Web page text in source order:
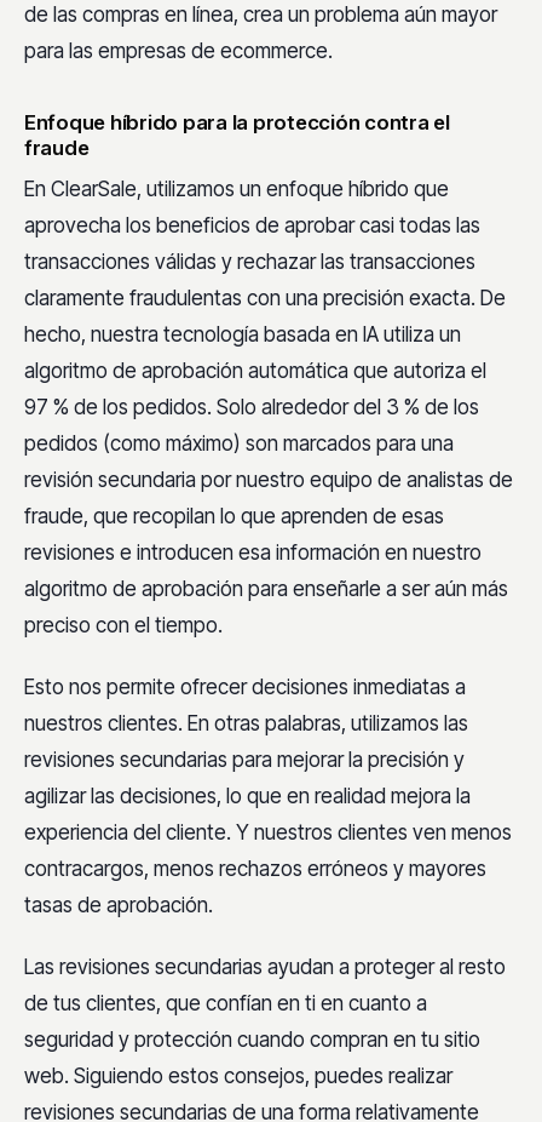
de las compras en línea, crea un problema aún mayor
para las empresas de ecommerce.
Enfoque híbrido para la protección contra el
fraude
En ClearSale, utilizamos un enfoque híbrido que
aprovecha los beneficios de aprobar casi todas las
transacciones válidas y rechazar las transacciones
claramente fraudulentas con una precisión exacta. De
hecho, nuestra tecnología basada en IA utiliza un
algoritmo de aprobación automática que autoriza el
97 % de los pedidos. Solo alrededor del 3 % de los
pedidos (como máximo) son marcados para una
revisión secundaria por nuestro equipo de analistas de
fraude, que recopilan lo que aprenden de esas
revisiones e introducen esa información en nuestro
algoritmo de aprobación para enseñarle a ser aún más
preciso con el tiempo.
Esto nos permite ofrecer decisiones inmediatas a
nuestros clientes. En otras palabras, utilizamos las
revisiones secundarias para mejorar la precisión y
agilizar las decisiones, lo que en realidad mejora la
experiencia del cliente. Y nuestros clientes ven menos
contracargos, menos rechazos erróneos y mayores
tasas de aprobación.
Las revisiones secundarias ayudan a proteger al resto
de tus clientes, que confían en ti en cuanto a
seguridad y protección cuando compran en tu sitio
web. Siguiendo estos consejos, puedes realizar
revisiones secundarias de una forma relativamente